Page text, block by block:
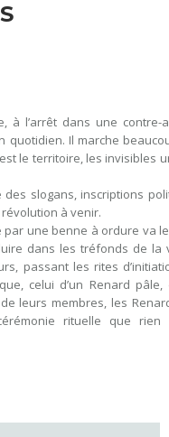
à l’arrêt dans une contre-
quotidien. Il marche
le territoire, les invisibles
slogans, inscriptions
révolution à venir.
par une benne à ordure va
dans les tréfonds de la
passant les rites
celui d’un Renard
leurs membres, les
rituelle que